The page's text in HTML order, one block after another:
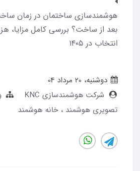
هوشمندسازی ساختمان در زمان
بعد از ساخت؟ بررسی کامل مزایا،
انتخاب در ۱۴۰۵
دوشنبه، 20 مرداد 04
شرکت هوشمندسازی KNC
تصویری هوشمند
خانه هوشمند